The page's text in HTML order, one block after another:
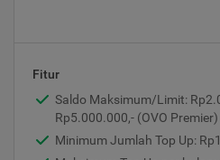
Fitur
Saldo Maksimum/Limit:
Rp5.000.000,- (OVO Premier)
Minimum Jumlah Top Up: